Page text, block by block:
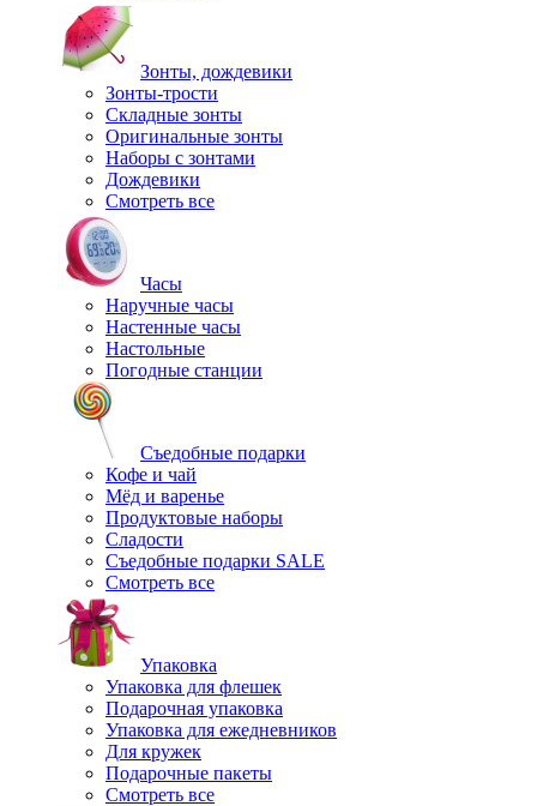
Зонты, дождевики
Зонты-трости
Складные зонты
Оригинальные зонты
Наборы с зонтами
Дождевики
Смотреть все
Часы
Наручные часы
Настенные часы
Настольные
Погодные станции
Съедобные подарки
Кофе и чай
Мёд и варенье
Продуктовые наборы
Сладости
Съедобные подарки SALE
Смотреть все
Упаковка
Упаковка для флешек
Подарочная упаковка
Упаковка для ежедневников
Для кружек
Подарочные пакеты
Смотреть все